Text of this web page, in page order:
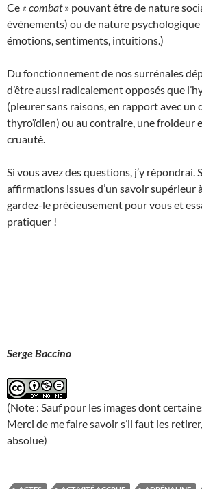
Ce « combat» pouvant être de nature
évènements) ou de nature
émotions, sentiments, intuitions.)
Du fonctionnement de nos surrénales
d’être aussi radicalement opposés que
(pleurer sans raisons, en rapport avec
thyroïdien) ou au contraire, une froideur
cruauté.
Si vous avez des questions, j’y répondrai.
affirmations issues d’un savoir supérieur
gardez-le précieusement pour vous et
pratiquer !
Serge Baccino
(Note : Sauf pour les images dont
Merci de me faire savoir s’il faut les
absolue)